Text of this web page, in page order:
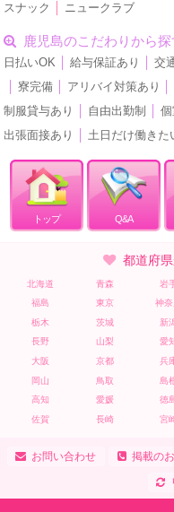
スナック
ニュークラブ
鹿児島のこだわりから探
日払いOK 給与保証あり 交
寮完備 アリバイ対策あり
制服貸与あり
自由出勤制
出張面接あり
土日だけ働きた
トップ Q&A
都道府
北海道 青森 岩
福島
東京 神奈
栃木
茨城 新
長野
山梨 愛
大阪
京都 兵
岡山
鳥取 島
高知
愛媛 徳
佐賀
長崎 宮
お問い合わせ 掲載の